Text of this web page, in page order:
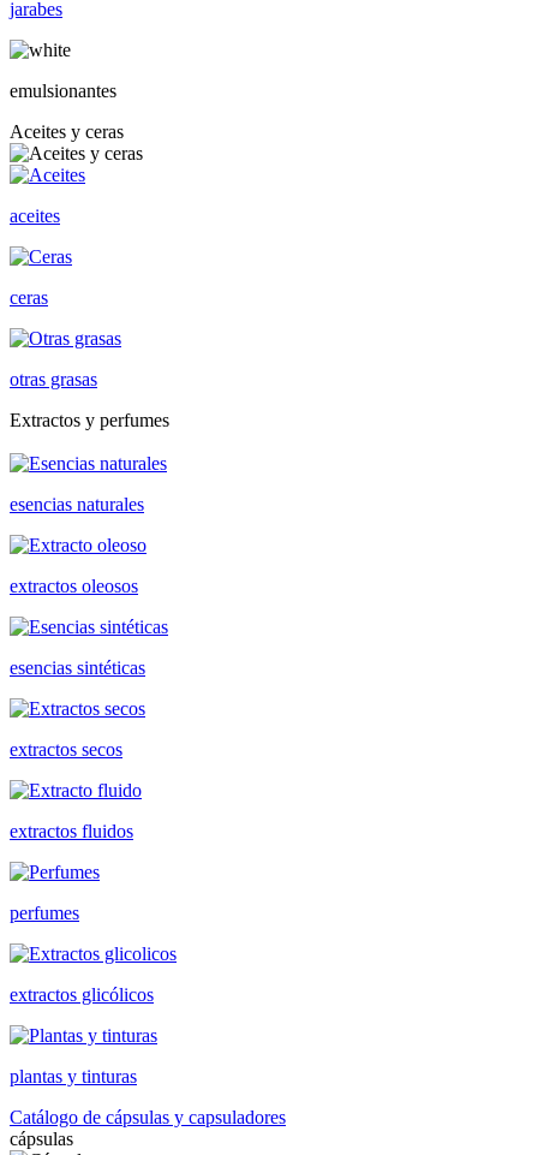
jarabes
emulsionantes
Aceites y ceras
aceites
ceras
otras grasas
Extractos y perfumes
esencias naturales
extractos oleosos
esencias sintéticas
extractos secos
extractos fluidos
perfumes
extractos glicólicos
plantas y tinturas
Catálogo de cápsulas y capsuladores
cápsulas